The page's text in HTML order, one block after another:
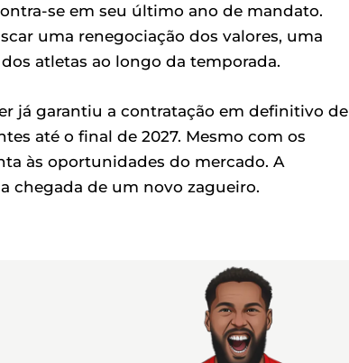
se em seu último ano de mandato.
uma renegociação dos valores, uma
atletas ao longo da temporada.
já garantiu a contratação em definitivo de
até o final de 2027. Mesmo com os
às oportunidades do mercado. A
chegada de um novo zagueiro.